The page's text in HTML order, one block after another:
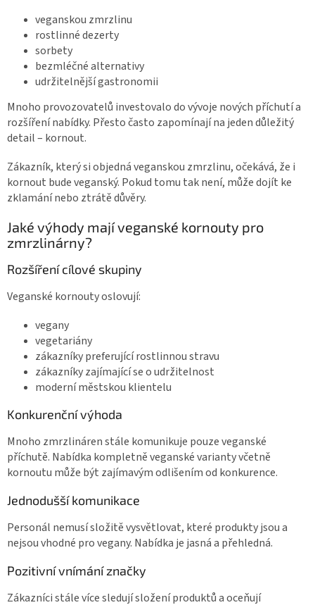
veganskou zmrzlinu
rostlinné dezerty
sorbety
bezmléčné alternativy
udržitelnější gastronomii
Mnoho provozovatelů investovalo do vývoje nových příchutí a
rozšíření nabídky. Přesto často zapomínají na jeden důležitý
detail – kornout.
Zákazník, který si objedná veganskou zmrzlinu, očekává, že i
kornout bude veganský. Pokud tomu tak není, může dojít ke
zklamání nebo ztrátě důvěry.
Jaké výhody mají veganské kornouty pro
zmrzlinárny?
Rozšíření cílové skupiny
Veganské kornouty oslovují:
vegany
vegetariány
zákazníky preferující rostlinnou stravu
zákazníky zajímající se o udržitelnost
moderní městskou klientelu
Konkurenční výhoda
Mnoho zmrzlináren stále komunikuje pouze veganské
příchutě. Nabídka kompletně veganské varianty včetně
kornoutu může být zajímavým odlišením od konkurence.
Jednodušší komunikace
Personál nemusí složitě vysvětlovat, které produkty jsou a
nejsou vhodné pro vegany. Nabídka je jasná a přehledná.
Pozitivní vnímání značky
Zákazníci stále více sledují složení produktů a oceňují